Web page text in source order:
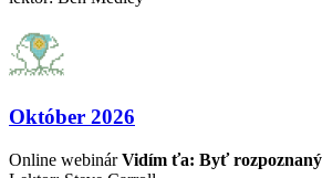
Október 2026
Online webinárVidím ťa: Byť rozpoznaný